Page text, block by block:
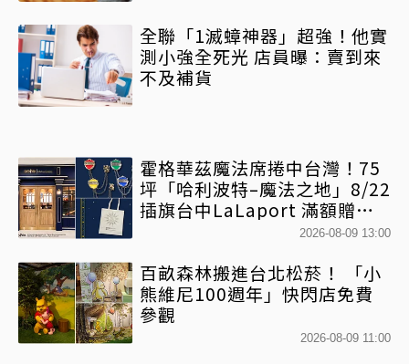
全聯「1滅蟑神器」超強！他實
測小強全死光 店員曝：賣到來
不及補貨
霍格華茲魔法席捲中台灣！75
坪「哈利波特–魔法之地」8/22
插旗台中LaLaport 滿額贈送
2026-08-09 13:00
百畝森林搬進台北松菸！ 「小
熊維尼100週年」快閃店免費
參觀
2026-08-09 11:00